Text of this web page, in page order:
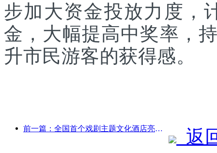
步加大资金投放力度，
金，大幅提高中奖率，
升市民游客的获得感。
前一篇：全国首个戏剧主题文化酒店亮相洛阳
返